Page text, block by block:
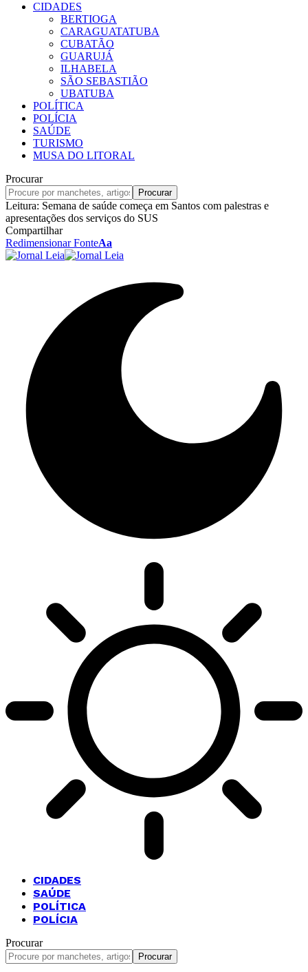
CIDADES
BERTIOGA
CARAGUATATUBA
CUBATÃO
GUARUJÁ
ILHABELA
SÃO SEBASTIÃO
UBATUBA
POLÍTICA
POLÍCIA
SAÚDE
TURISMO
MUSA DO LITORAL
Procurar
Leitura: Semana de saúde começa em Santos com palestras e
apresentações dos serviços do SUS
Compartilhar
Redimensionar FonteAa
CIDADES
SAÚDE
POLÍTICA
POLÍCIA
Procurar